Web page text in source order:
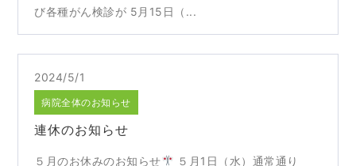
び各種がん検診が 5月15日（...
2024/5/1
病院全体のお知らせ
連休のお知らせ
５月のお休みのお知らせ
５月1日（水）通常通り